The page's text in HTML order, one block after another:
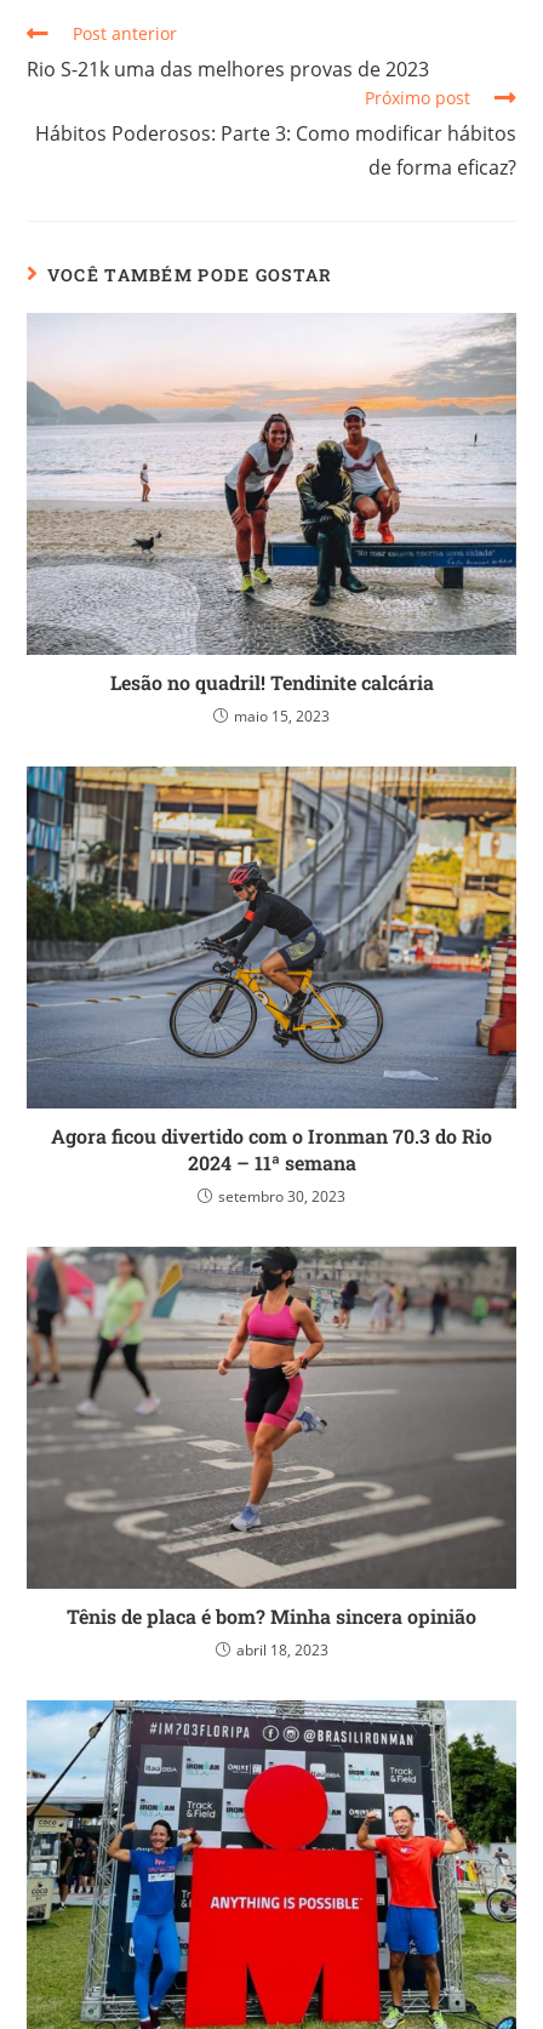
Post anterior
Rio S-21k uma das melhores provas de 2023
Próximo post
Hábitos Poderosos: Parte 3: Como modificar hábitos
de forma eficaz?
VOCÊ TAMBÉM PODE GOSTAR
Lesão no quadril! Tendinite calcária
maio 15, 2023
Agora ficou divertido com o Ironman 70.3 do Rio
2024 – 11ª semana
setembro 30, 2023
Tênis de placa é bom? Minha sincera opinião
abril 18, 2023